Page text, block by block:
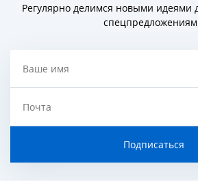
Регулярно делимся новыми идеями
Ваше имя
Почта
Подписаться